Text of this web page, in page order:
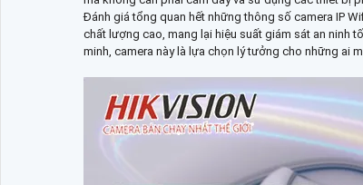
Đánh giá tổng quan hết những thông số camera IP
chất lượng cao, mang lại hiệu suất giám sát an ninh
minh, camera này là lựa chọn lý tưởng cho những ai